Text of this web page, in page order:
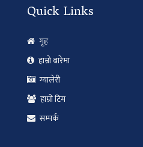
Quick Links
गृह
हाम्रो बारेमा
ग्यालेरी
हाम्रो टिम
सम्पर्क